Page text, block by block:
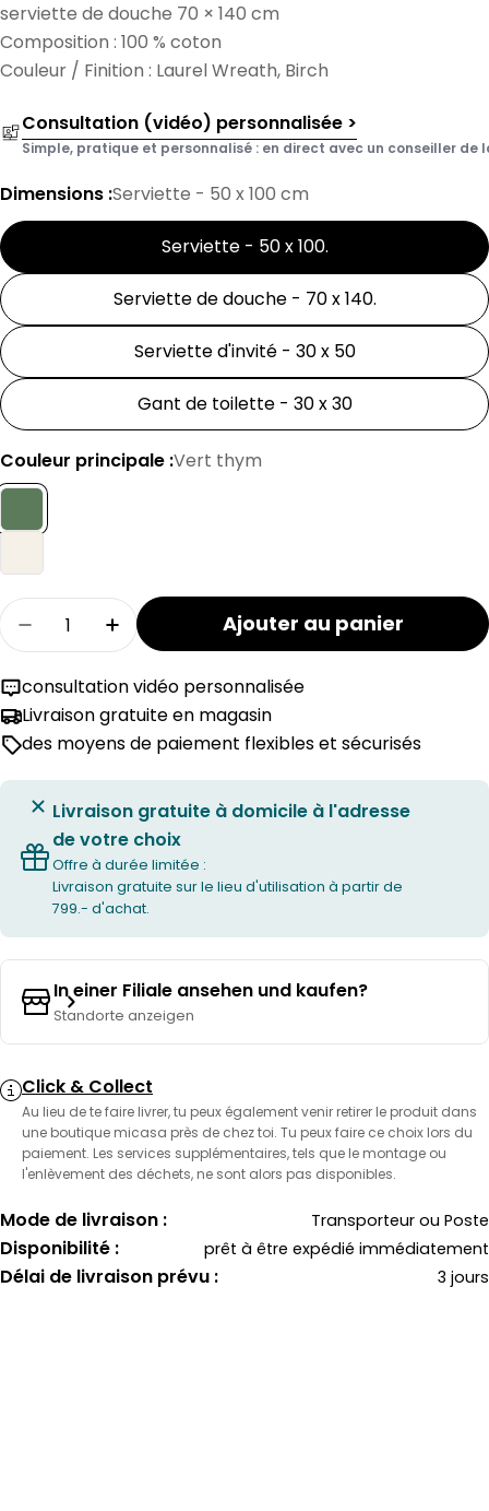
serviette de douche 70 × 140 cm
Composition : 100 % coton
Couleur / Finition : Laurel Wreath, Birch
Consultation (vidéo) personnalisée >
Simple, pratique et personnalisé : en direct avec un conseiller de
Dimensions :Serviette - 50 x 100 cm
Serviette - 50 x 100.
Serviette de douche - 70 x 140.
Serviette d'invité - 30 x 50
Gant de toilette - 30 x 30
Couleur principale :Vert thym
Quantité
Réduire la quantité pour la gamme de linge
Augmenter la quantité pour la
Ajouter au panier
consultation vidéo personnalisée
Livraison gratuite en magasin
des moyens de paiement flexibles et sécurisés
Livraison gratuite à domicile à l'adresse
de votre choix
Offre à durée limitée :
Livraison gratuite sur le lieu d'utilisation à partir de
799.- d'achat.
In einer Filiale ansehen und kaufen?
Standorte anzeigen
Click & Collect
Au lieu de te faire livrer, tu peux également venir retirer le produit dans
une boutique micasa près de chez toi. Tu peux faire ce choix lors du
paiement. Les services supplémentaires, tels que le montage ou
l'enlèvement des déchets, ne sont alors pas disponibles.
Mode de livraison : Transporteur ou Poste
Disponibilité : prêt à être expédié immédiatement
Délai de livraison prévu : 3 jours